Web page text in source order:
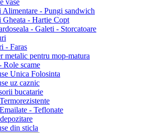
vase
Alimentare - Pungi sandwich
Gheata - Hartie Copt
- Galeti - Storcatoare
- Faras
metalic pentru mop-matura
Role scame
Unica Folosinta
uz caznic
bucatarie
- Teflonate
din sticla